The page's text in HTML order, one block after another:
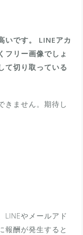
いです。 LINEアカ
フリー画像でしょ
て切り取っている
きません。期待し
LINEやメールアド
報酬が発生すると